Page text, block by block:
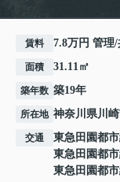
賃料 7.8万円 管理/
面積 31.11㎡
築年数 築19年
所在地 神奈川県川
交通 東急田園都
東急田園都
東急田園都